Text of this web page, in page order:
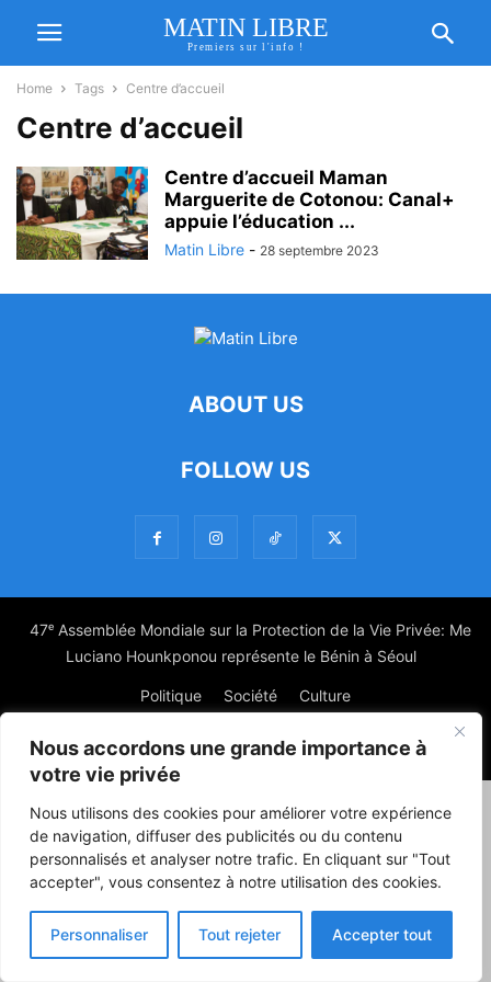
Nous accordons une grande importance à
votre vie privée
Nous utilisons des cookies pour améliorer votre expérience
de navigation, diffuser des publicités ou du contenu
personnalisés et analyser notre trafic. En cliquant sur "Tout
accepter", vous consentez à notre utilisation des cookies.
Personnaliser Tout rejeter Accepter tout
MATIN LIBRE
Premiers sur l'info !
Home Tags Centre d’accueil
Centre d’accueil
Centre d’accueil Maman
Marguerite de Cotonou: Canal+
appuie l’éducation ...
Matin Libre - 28 septembre 2023
ABOUT US
FOLLOW US
47ᵉ Assemblée Mondiale sur la Protection de la Vie Privée: Me
Luciano Hounkponou représente le Bénin à Séoul
Politique Société Culture
© Powered by digitXplus Francophone